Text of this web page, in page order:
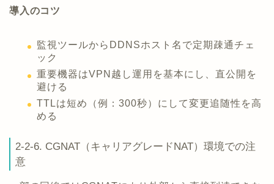
導入のコツ
監視ツールからDDNSホスト名で定期疎通チェ
ック
重要機器はVPN越し運用を基本にし、直公開を
避ける
TTLは短め（例：300秒）にして変更追随性を高
める
2-2-6. CGNAT（キャリアグレードNAT）環境での注
意